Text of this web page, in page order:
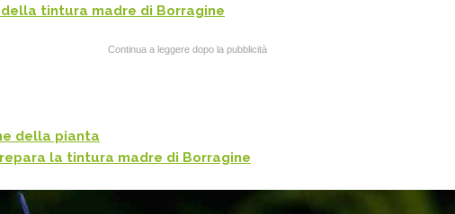
tintura madre di Borragine
Continua a leggere dopo la pubblicità
della pianta
la tintura madre di Borragine